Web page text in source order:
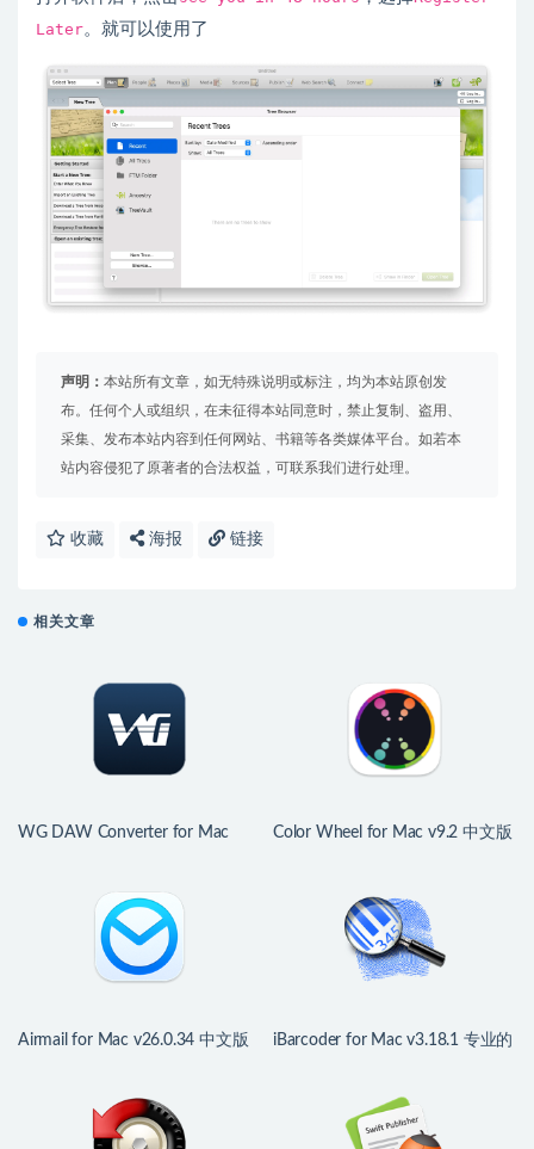
Later。就可以使用了
声明： 本站所有文章，如无特殊说明或标注，均为本站原创发
布。任何个人或组织，在未征得本站同意时，禁止复制、盗用、
采集、发布本站内容到任何网站、书籍等各类媒体平台。如若本
站内容侵犯了原著者的合法权益，可联系我们进行处理。
收藏 海报 链接
相关文章
WG DAW Converter for Mac
Color Wheel for Mac v9.2 中文版
Airmail for Mac v26.0.34 中文版
iBarcoder for Mac v3.18.1 专业的